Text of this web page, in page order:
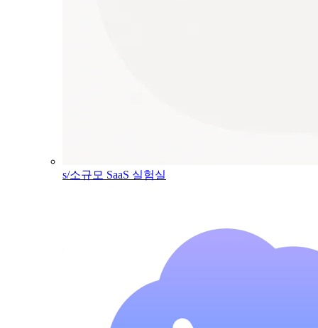
s/소규모 SaaS 실험실